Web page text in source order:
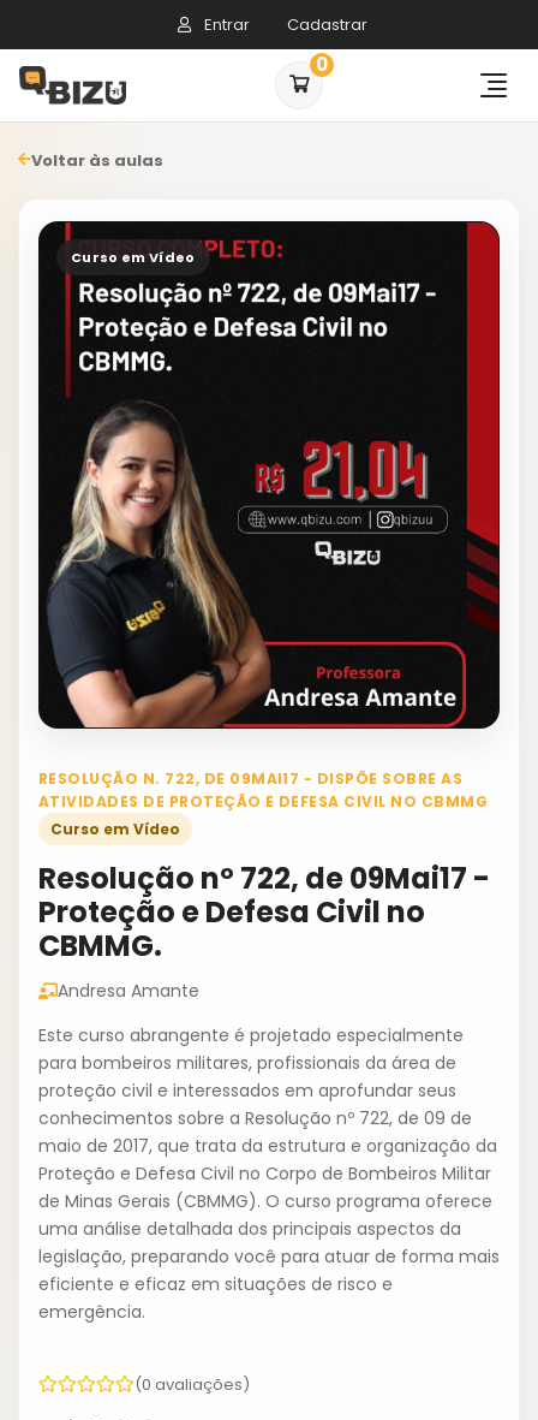
Entrar Cadastrar
0
Voltar às aulas
Curso em Vídeo
RESOLUÇÃO N. 722, DE 09MAI17 - DISPÕE SOBRE AS
ATIVIDADES DE PROTEÇÃO E DEFESA CIVIL NO CBMMG
Curso em Vídeo
Resolução nº 722, de 09Mai17 -
Proteção e Defesa Civil no
CBMMG.
Andresa Amante
Este curso abrangente é projetado especialmente
para bombeiros militares, profissionais da área de
proteção civil e interessados em aprofundar seus
conhecimentos sobre a Resolução nº 722, de 09 de
maio de 2017, que trata da estrutura e organização da
Proteção e Defesa Civil no Corpo de Bombeiros Militar
de Minas Gerais (CBMMG). O curso programa oferece
uma análise detalhada dos principais aspectos da
legislação, preparando você para atuar de forma mais
eficiente e eficaz em situações de risco e
emergência.
(0 avaliações)